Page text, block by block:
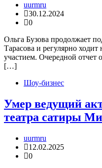
uurmru
30.12.2024
0
Ольга Бузова продолжает
Тарасова и регулярно
участием. Очередной отчет
[…]
Шоу-бизнес
Умер ведущий
театра сатиры
uurmru
12.02.2025
0